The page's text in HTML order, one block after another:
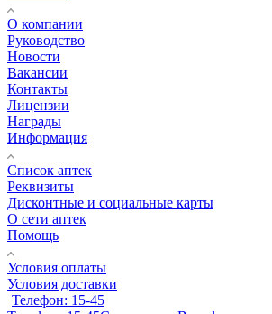
О компании
Руководство
Новости
Вакансии
Контакты
Лицензии
Награды
Информация
Список аптек
Реквизиты
Дисконтные и социальные карты
О сети аптек
Помощь
Условия оплаты
Условия доставки
Телефон: 15-45